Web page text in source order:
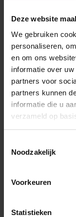
Deze website
We gebruiken
personaliseren,
en om ons
informatie over
partners voor
partners kunnen
informatie die u
verzameld op
Noodzakelijk
Voorkeuren
Statistieken
vaststellen, maar
bevriest bij
toepassing in:
-Weer- en
-Transport- en
-Windturbines en
-Luchthavens en
De Thies Freezing
in zware